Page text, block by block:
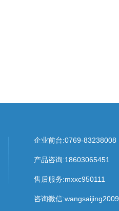
企业前台:0769-83238008
产品咨询:18603065451
售后服务:mxxc950111
咨询微信:wangsaijing2009